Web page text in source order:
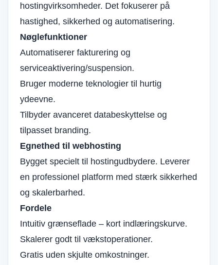
hostingvirksomheder. Det fokuserer på
hastighed, sikkerhed og automatisering.
Nøglefunktioner
Automatiserer fakturering og
serviceaktivering/suspension.
Bruger moderne teknologier til hurtig
ydeevne.
Tilbyder avanceret databeskyttelse og
tilpasset branding.
Egnethed til webhosting
Bygget specielt til hostingudbydere. Leverer
en professionel platform med stærk sikkerhed
og skalerbarhed.
Fordele
Intuitiv grænseflade – kort indlæringskurve.
Skalerer godt til vækstoperationer.
Gratis uden skjulte omkostninger.